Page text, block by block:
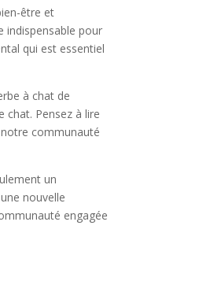
être et
indispensable pour
qui est essentiel
à chat de
chat. Pensez à lire
notre communauté
un
nouvelle
engagée